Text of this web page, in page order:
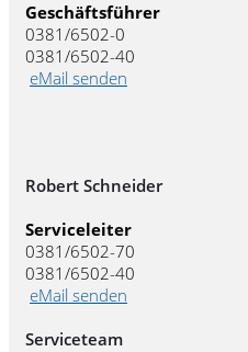
Geschäftsführer
0381/6502-0
0381/6502-40
eMail senden
Robert Schneider
Serviceleiter
0381/6502-70
0381/6502-40
eMail senden
Serviceteam